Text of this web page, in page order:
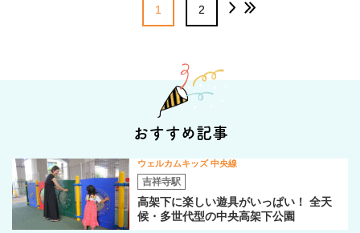
1 2
おすすめ記事
ウェルカムキッズ 中央線
吉祥寺駅
高架下に楽しい遊具がいっぱい！ 全天
候・多世代型の中央高架下公園